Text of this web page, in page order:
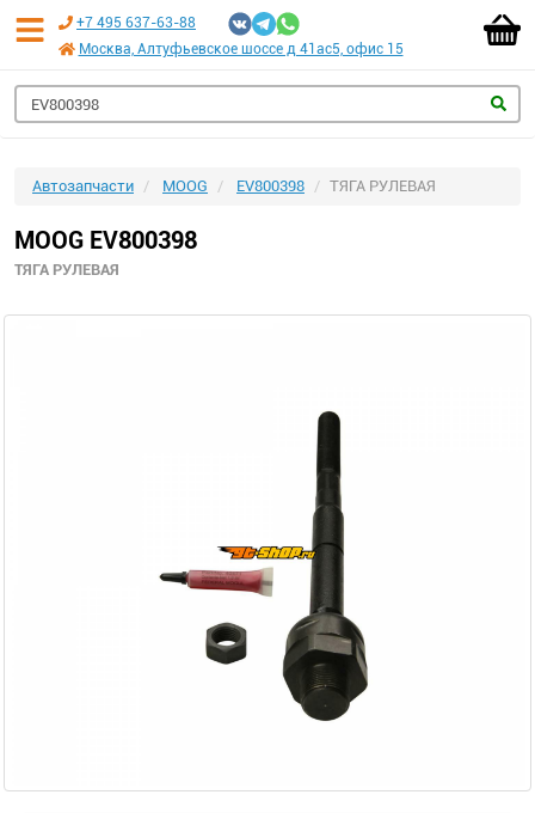
+7 495 637-63-88
Москва, Алтуфьевское шоссе д 41ас5, офис 15
Автозапчасти MOOG EV800398 ТЯГА РУЛЕВАЯ
MOOG EV800398
ТЯГА РУЛЕВАЯ